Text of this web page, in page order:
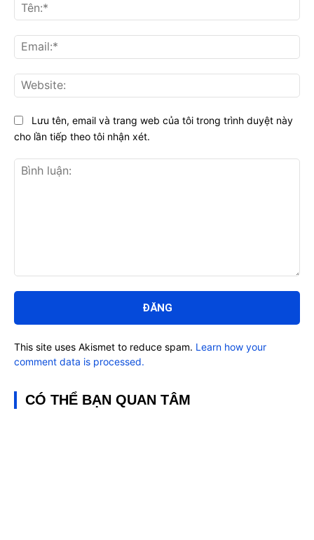
luận:
Lưu tên, email và trang web của tôi trong trình duyệt này
cho lần tiếp theo tôi nhận xét.
This site uses Akismet to reduce spam. Learn how your
comment data is processed.
CÓ THỂ BẠN QUAN TÂM